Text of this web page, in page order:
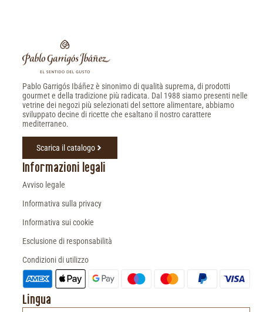
Pablo Garrigós Ibáñez è sinonimo di qualità suprema, di prodotti
gourmet e della tradizione più radicata. Dal 1988 siamo presenti nelle
vetrine dei negozi più selezionati del settore alimentare, abbiamo
sviluppato decine di ricette che esaltano il nostro carattere
mediterraneo.
Scarica il catalogo
Informazioni legali
Avviso legale
Informativa sulla privacy
Informativa sui cookie
Esclusione di responsabilità
Condizioni di utilizzo
Lingua